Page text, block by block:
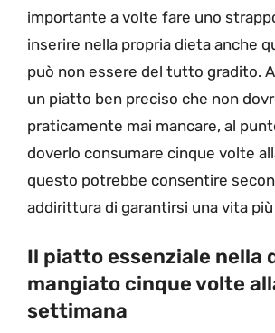
importante a volte fare uno
inserire nella propria dieta anche
può non essere del tutto gradito.
un piatto ben preciso che non
praticamente mai mancare, al
doverlo consumare cinque volte
questo potrebbe consentire
addirittura di garantirsi una vita
Il piatto essenziale nella
mangiato cinque volte
settimana